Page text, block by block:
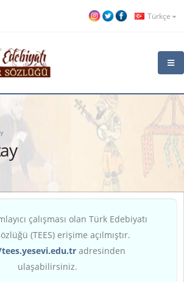
Türkçe
çalışması olan Türk Edebiyatı
(TEES) erişime açılmıştır.
adresinden
ulaşabilirsiniz.